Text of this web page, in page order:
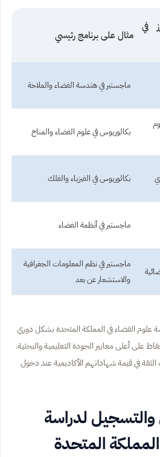
في
مثال على برنامج رئيسي
ماجستير في هندسة الفضاء والملاحة
بكالوريوس في علوم الفضاء والمناخ
بكالوريوس في الفيزياء والفلك
ماجستير في أنظمة الفضاء
ماجستير في نظم المعلومات الجغرافية
والاستشعار عن بعد
علوم الفضاء في المملكة المتحدة بشكل دوري
على أعلى معايير الجودة التعليمية والبحثية.
في قيمة شهاداتهم الأكاديمية عند دخول
لدراسة
المتحدة